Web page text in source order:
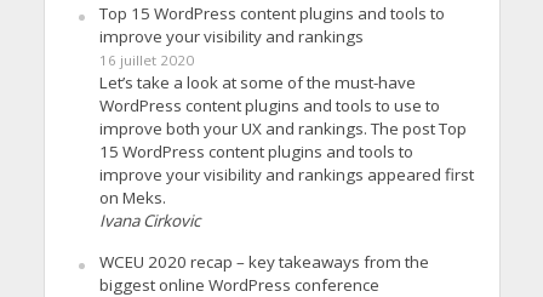
Top 15 WordPress content plugins and tools to
improve your visibility and rankings
16 juillet 2020
Let’s take a look at some of the must-have
WordPress content plugins and tools to use to
improve both your UX and rankings. The post Top
15 WordPress content plugins and tools to
improve your visibility and rankings appeared first
on Meks.
Ivana Cirkovic
WCEU 2020 recap – key takeaways from the
biggest online WordPress conference